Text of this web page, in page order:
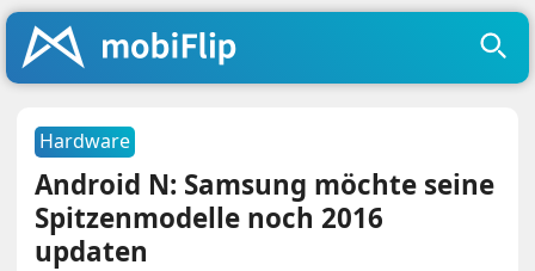
Hardware
Android N: Samsung möchte seine
Spitzenmodelle noch 2016
updaten